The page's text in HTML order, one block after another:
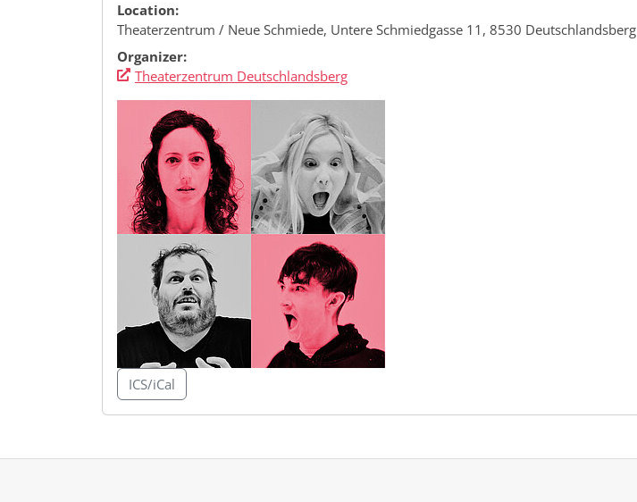
Location:
Theaterzentrum / Neue Schmiede, Untere Schmiedgasse 11, 8530 Deutschlandsberg
Organizer:
Theaterzentrum Deutschlandsberg
ICS/iCal